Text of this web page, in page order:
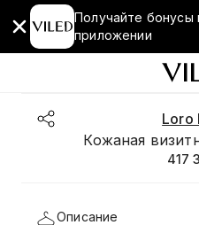
Получайте бонусы
приложении
Loro
Кожаная
417
Описание